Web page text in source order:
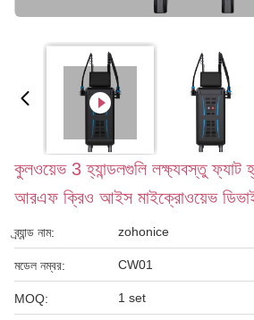
কুলওয়েভ 3 হ্যান্ডলগুলি লক্ষ্যবস্তু ফ্যাট
আরএফ ক্রিও আইস মাইক্রোওয়েভ
ব্র্যান্ড নাম: zohonice
মডেল নম্বর: CW01
MOQ: 1 set